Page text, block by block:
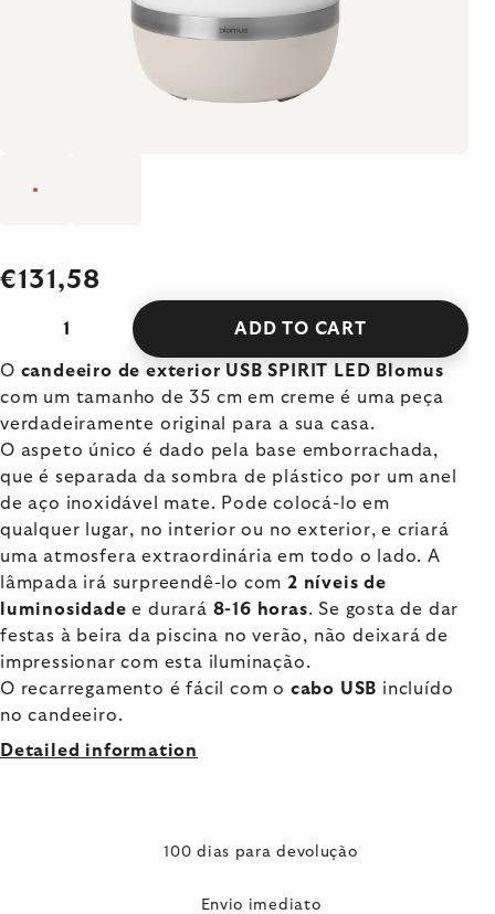
€131,58
ADD TO CART
O candeeiro de exterior USB SPIRIT LED Blomus
com um tamanho de 35 cm em creme é uma peça
verdadeiramente original para a sua casa.
O aspeto único é dado pela base emborrachada,
que é separada da sombra de plástico por um anel
de aço inoxidável mate. Pode colocá-lo em
qualquer lugar, no interior ou no exterior, e criará
uma atmosfera extraordinária em todo o lado. A
lâmpada irá surpreendê-lo com2 níveis de
luminosidade e durará 8-16 horas. Se gosta de dar
festas à beira da piscina no verão, não deixará de
impressionar com esta iluminação.
O recarregamento é fácil com o cabo USB incluído
no candeeiro.
Detailed information
100 dias para devolução
Envio imediato